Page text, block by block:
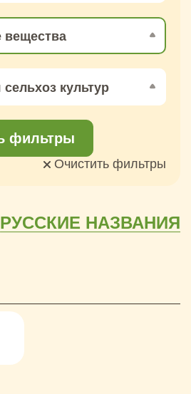
культур
фильтры
Очистить фильтры
РУССКИЕ НАЗВАНИЯ